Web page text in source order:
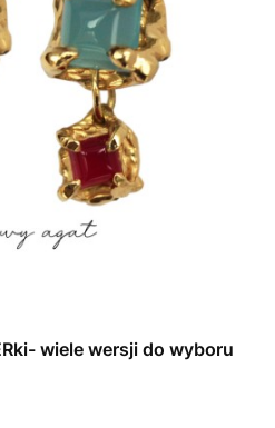
wiele wersji do wyboru